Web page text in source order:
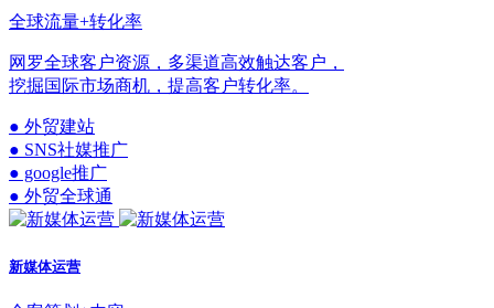
全球流量+转化率
网罗全球客户资源，多渠道高效触达客户，
挖掘国际市场商机，提高客户转化率。
● 外贸建站
● SNS社媒推广
● google推广
● 外贸全球通
新媒体运营